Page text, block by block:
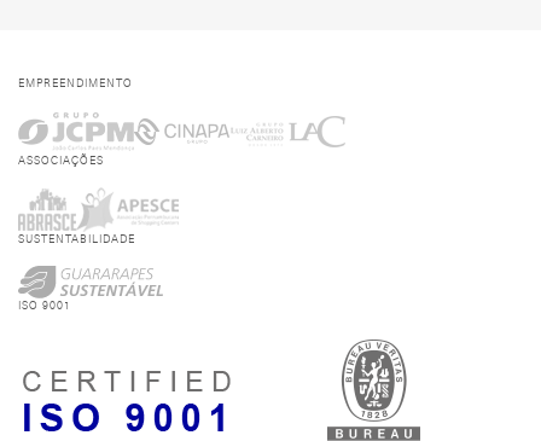
EMPREENDIMENTO
ASSOCIAÇÕES
SUSTENTABILIDADE
ISO 9001